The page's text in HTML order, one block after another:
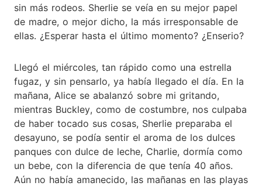
sin más rodeos. Sherlie se veía en su mejor papel
de madre, o mejor dicho, la más irresponsable de
ellas. ¿Esperar hasta el último momento? ¿Enserio?
Llegó el miércoles, tan rápido como una estrella
fugaz, y sin pensarlo, ya había llegado el día. En la
mañana, Alice se abalanzó sobre mi gritando,
mientras Buckley, como de costumbre, nos culpaba
de haber tocado sus cosas, Sherlie preparaba el
desayuno, se podía sentir el aroma de los dulces
panques con dulce de leche, Charlie, dormía como
un bebe, con la diferencia de que tenía 40 años.
Aún no había amanecido, las mañanas en las playas